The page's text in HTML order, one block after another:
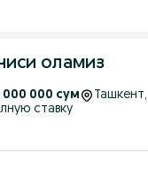
оламиз
000 000 сум Ташкент
ставку